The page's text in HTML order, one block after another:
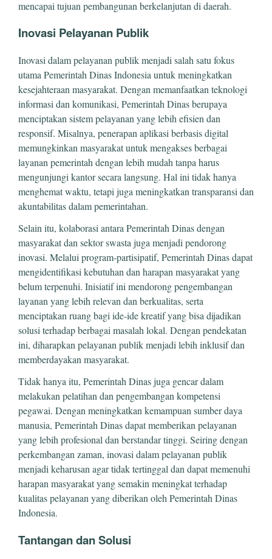
mencapai tujuan pembangunan berkelanjutan di daerah.
Inovasi Pelayanan Publik
Inovasi dalam pelayanan publik menjadi salah satu fokus
utama Pemerintah Dinas Indonesia untuk meningkatkan
kesejahteraan masyarakat. Dengan memanfaatkan teknologi
informasi dan komunikasi, Pemerintah Dinas berupaya
menciptakan sistem pelayanan yang lebih efisien dan
responsif. Misalnya, penerapan aplikasi berbasis digital
memungkinkan masyarakat untuk mengakses berbagai
layanan pemerintah dengan lebih mudah tanpa harus
mengunjungi kantor secara langsung. Hal ini tidak hanya
menghemat waktu, tetapi juga meningkatkan transparansi dan
akuntabilitas dalam pemerintahan.
Selain itu, kolaborasi antara Pemerintah Dinas dengan
masyarakat dan sektor swasta juga menjadi pendorong
inovasi. Melalui program-partisipatif, Pemerintah Dinas dapat
mengidentifikasi kebutuhan dan harapan masyarakat yang
belum terpenuhi. Inisiatif ini mendorong pengembangan
layanan yang lebih relevan dan berkualitas, serta
menciptakan ruang bagi ide-ide kreatif yang bisa dijadikan
solusi terhadap berbagai masalah lokal. Dengan pendekatan
ini, diharapkan pelayanan publik menjadi lebih inklusif dan
memberdayakan masyarakat.
Tidak hanya itu, Pemerintah Dinas juga gencar dalam
melakukan pelatihan dan pengembangan kompetensi
pegawai. Dengan meningkatkan kemampuan sumber daya
manusia, Pemerintah Dinas dapat memberikan pelayanan
yang lebih profesional dan berstandar tinggi. Seiring dengan
perkembangan zaman, inovasi dalam pelayanan publik
menjadi keharusan agar tidak tertinggal dan dapat memenuhi
harapan masyarakat yang semakin meningkat terhadap
kualitas pelayanan yang diberikan oleh Pemerintah Dinas
Indonesia.
Tantangan dan Solusi